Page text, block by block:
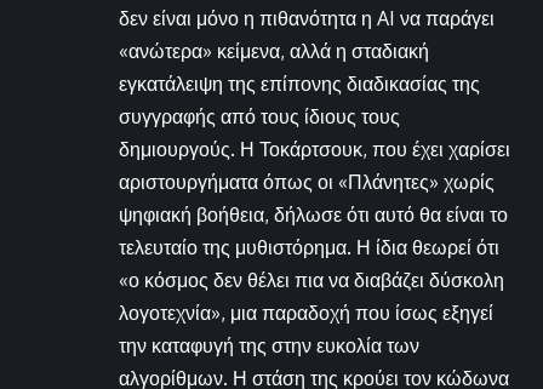
δεν είναι μόνο η πιθανότητα η AI να παράγει
«ανώτερα» κείμενα, αλλά η σταδιακή
εγκατάλειψη της επίπονης διαδικασίας της
συγγραφής από τους ίδιους τους
δημιουργούς. Η Τοκάρτσουκ, που έχει χαρίσει
αριστουργήματα όπως οι «Πλάνητες» χωρίς
ψηφιακή βοήθεια, δήλωσε ότι αυτό θα είναι το
τελευταίο της μυθιστόρημα. Η ίδια θεωρεί ότι
«ο κόσμος δεν θέλει πια να διαβάζει δύσκολη
λογοτεχνία», μια παραδοχή που ίσως εξηγεί
την καταφυγή της στην ευκολία των
αλγορίθμων. Η στάση της κρούει τον κώδωνα